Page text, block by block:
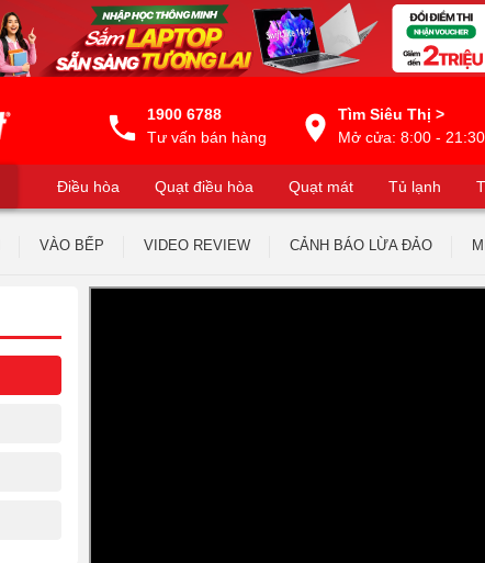
1900 6788
Tư vấn bán hàng
Tìm Siêu Thị >
Mở cửa: 8:00 - 21:30
Điều hòa Quạt điều hòa Quạt mát Tủ lạnh
Máy lọc nước
VÀO BẾP VIDEO REVIEW CẢNH BÁO LỪA ĐẢO